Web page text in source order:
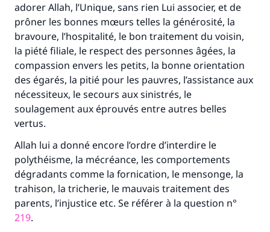
adorer Allah, l’Unique, sans rien Lui associer, et de
prôner les bonnes mœurs telles la générosité, la
bravoure, l’hospitalité, le bon traitement du voisin,
la piété filiale, le respect des personnes âgées, la
compassion envers les petits, la bonne orientation
des égarés, la pitié pour les pauvres, l’assistance aux
nécessiteux, le secours aux sinistrés, le
soulagement aux éprouvés entre autres belles
vertus.
Allah lui a donné encore l’ordre d’interdire le
polythéisme, la mécréance, les comportements
dégradants comme la fornication, le mensonge, la
trahison, la tricherie, le mauvais traitement des
parents, l’injustice etc. Se référer à la question n°
219.